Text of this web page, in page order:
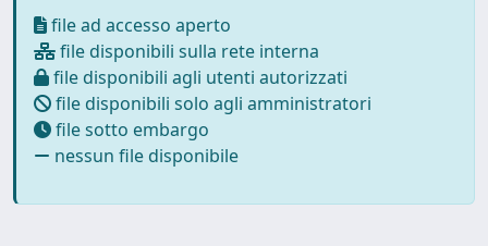
file ad accesso aperto
file disponibili sulla rete interna
file disponibili agli utenti autorizzati
file disponibili solo agli amministratori
file sotto embargo
nessun file disponibile